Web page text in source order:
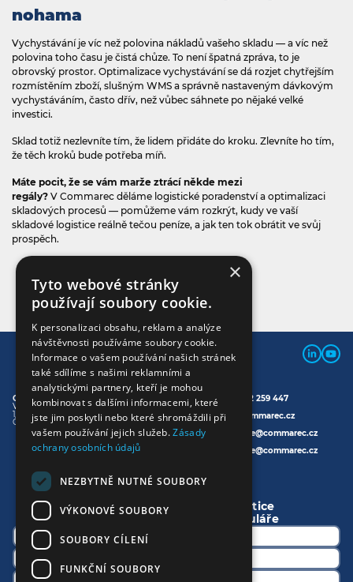
nohama
Vychystávání je víc než polovina nákladů vašeho skladu — a víc než
polovina toho času je čistá chůze. To není špatná zpráva, to je
obrovský prostor. Optimalizace vychystávání se dá rozjet chytřejším
rozmístěním zboží, slušným WMS a správně nastaveným dávkovým
vychystáváním, často dřív, než vůbec sáhnete po nějaké velké
investici.
Sklad totiž nezlevníte tím, že lidem přidáte do kroku. Zlevníte ho tím,
že těch kroků bude potřeba míň.
Máte pocit, že se vám marže ztrácí někde mezi
regály? V Commarec děláme logistické poradenství a optimalizaci
skladových procesů — pomůžeme vám rozkrýt, kudy ve vaší
skladové logistice reálně tečou peníze, a jak ten tok obrátit ve svůj
prospěch.
OZVĚTE SE NÁM
Commarec s.r.o.
Varšavská 715/36
120 00 Praha 2
Česká republika
Telefon:
+420 702 259 447
E-mail:
info@commarec.cz
Faktury:
fakturace@commarec.cz
executive@commarec.cz
NAPIŠTE NÁM
Vaše cesta k efektivnější logistice
začne odesláním tohoto formuláře
×
Tyto webové stránky
používají soubory cookie.
K personalizaci obsahu, reklam a analýze
návštěvnosti používáme soubory cookie.
Informace o vašem používání našich stránek
také sdílíme s našimi reklamními a
analytickými partnery, kteří je mohou
kombinovat s dalšími informacemi, které
jste jim poskytli nebo které shromáždili při
vašem používání jejich služeb.Zásady
ochrany osobních údajů
NEZBYTNĚ NUTNÉ SOUBORY
VÝKONOVÉ SOUBORY
SOUBORY CÍLENÍ
FUNKČNÍ SOUBORY